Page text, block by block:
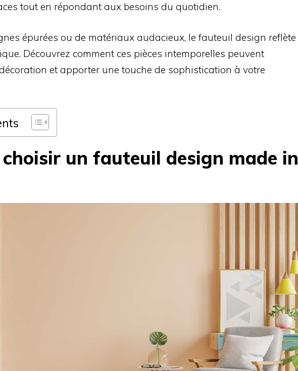
tout en répondant aux besoins du quotidien.
épurées ou de matériaux audacieux, le fauteuil design reflète
Découvrez comment ces pièces intemporelles peuvent
et apporter une touche de sophistication à votre
un fauteuil design made in